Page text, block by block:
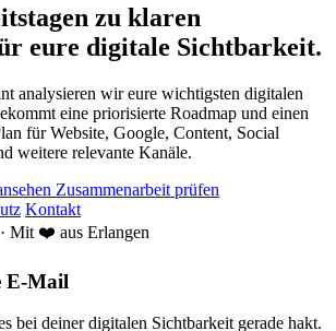
zu klaren
eure digitale Sichtbarkeit.
analysieren wir eure wichtigsten digitalen
eine priorisierte Roadmap und einen
für Website, Google, Content, Social
weitere relevante Kanäle.
Zusammenarbeit prüfen
Kontakt
Mit ❤️ aus Erlangen
E-Mail
bei deiner digitalen Sichtbarkeit gerade hakt.